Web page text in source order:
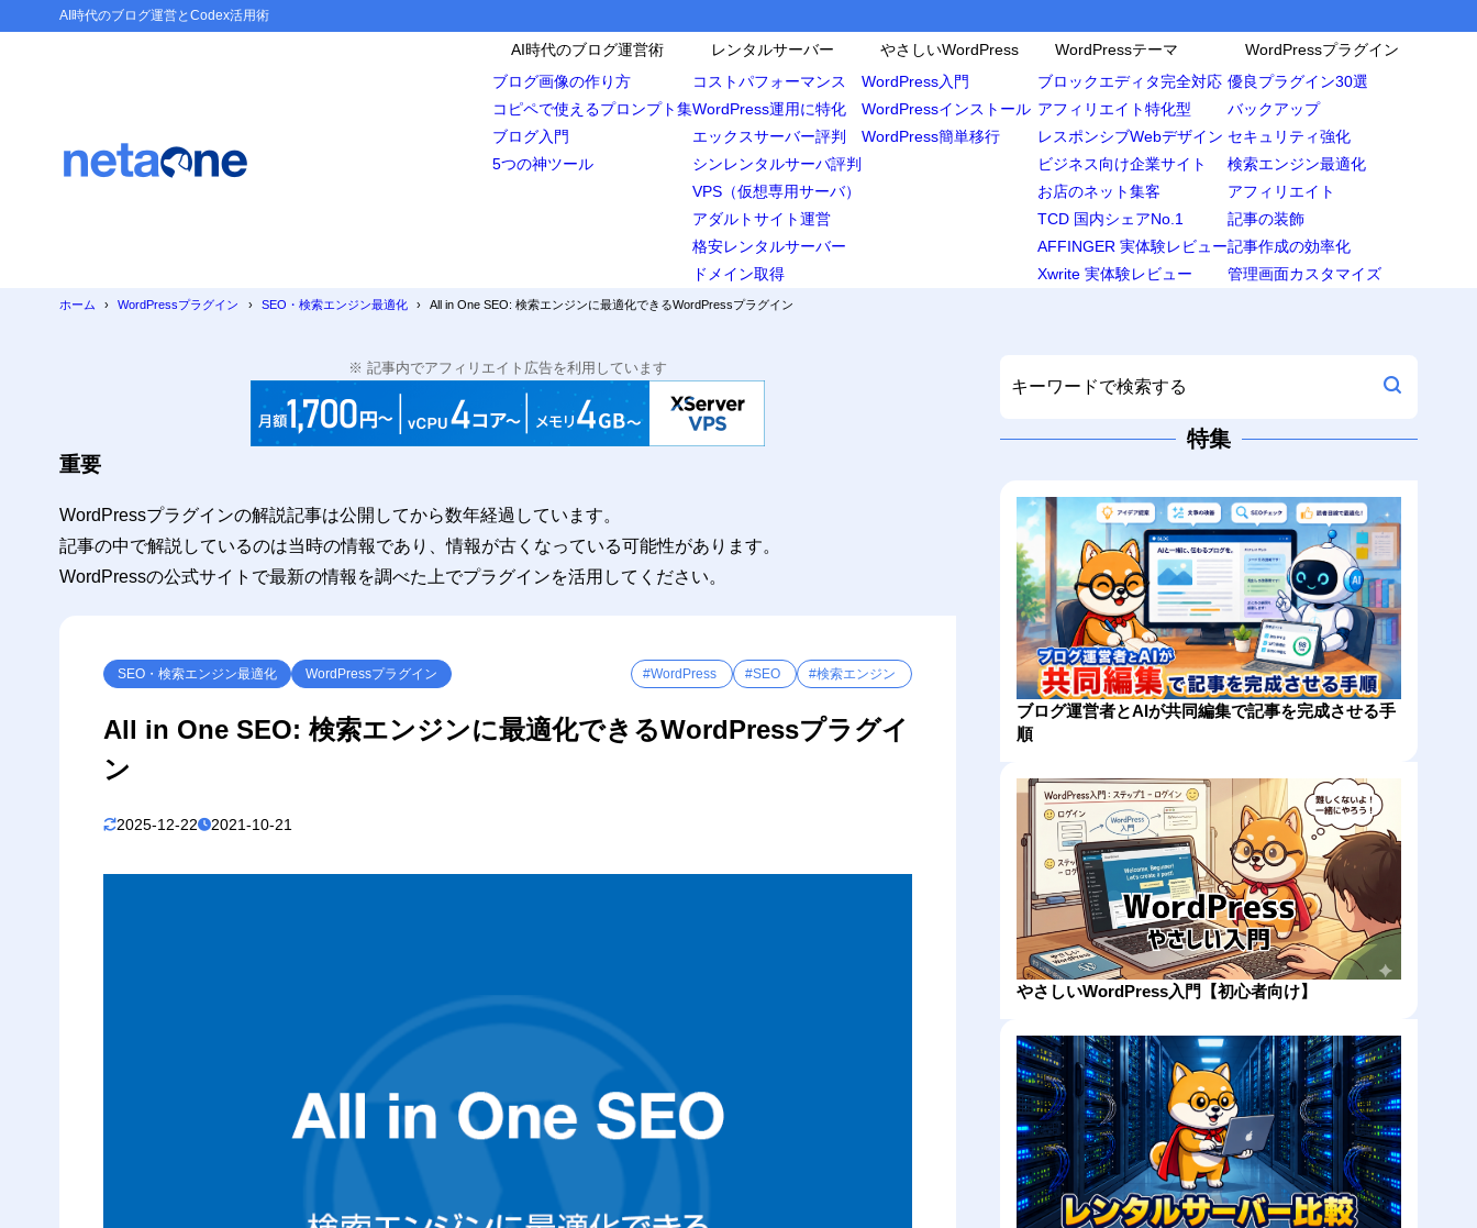
AI時代のブログ運営とCodex活用術
AI時代のブログ運営術
ブログ画像の作り方
コピペで使えるプロンプト集
ブログ入門
5つの神ツール
レンタルサーバー
コストパフォーマンス
WordPress運用に特化
エックスサーバー評判
シンレンタルサーバ評判
VPS（仮想専用サーバ）
アダルトサイト運営
格安レンタルサーバー
ドメイン取得
やさしいWordPress
WordPress入門
WordPressインストール
WordPress簡単移行
WordPressテーマ
ブロックエディタ完全対応
アフィリエイト特化型
レスポンシブWebデザイン
ビジネス向け企業サイト
お店のネット集客
TCD 国内シェアNo.1
AFFINGER 実体験レビュー
Xwrite 実体験レビュー
WordPressプラグイン
優良プラグイン30選
バックアップ
セキュリティ強化
検索エンジン最適化
アフィリエイト
記事の装飾
記事作成の効率化
管理画面カスタマイズ
ホーム WordPressプラグイン SEO・検索エンジン最適化 All in One SEO: 検索エンジンに最適化できるWordPressプラグイン
※ 記事内でアフィリエイト広告を利用しています
重要
WordPressプラグインの解説記事は公開してから数年経過しています。
記事の中で解説しているのは当時の情報であり、情報が古くなっている可能性があります。
WordPressの公式サイトで最新の情報を調べた上でプラグインを活用してください。
SEO・検索エンジン最適化 WordPressプラグイン #WordPress #SEO #検索エンジン
All in One SEO: 検索エンジンに最適化できるWordPressプラグイ
ン
2025-12-22 2021-10-21
特集
ブログ運営者とAIが共同編集で記事を完成させる手
順
やさしいWordPress入門【初心者向け】
1.3.1 SEOに関するよくある勘違い
出力されるHTMLコードを確認する
1.4 悪い評判
1.4.2 日本語翻訳の精度が低い
1.5 信頼性
2 インストール方法
4 プラグインの設定画面
4.6 サイトマップ
4.7
4.7.1 サイト全体のSEO分析